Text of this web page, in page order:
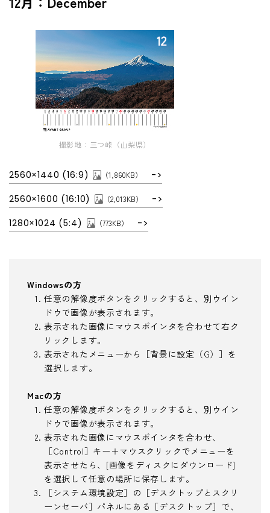
撮影地：三つ峠（山梨県）
2560×1440 (16:9) （1,860KB）
2560×1600 (16:10) （2,013KB）
1280×1024 (5:4) （773KB）
Windowsの方
任意の解像度ボタンをクリックすると、別ウイン
ドウで画像が表示されます。
表示された画像にマウスポインタを合わせて右ク
リックします。
表示されたメニューから［背景に設定（G）］を
選択します。
Macの方
任意の解像度ボタンをクリックすると、別ウイン
ドウで画像が表示されます。
表示された画像にマウスポインタを合わせ、
［Control］キー＋マウスクリックでメニューを
表示させたら、[画像をディスクにダウンロード]
を選択して任意の場所に保存します。
［システム環境設定］の［デスクトップとスクリ
ーンセーバ］パネルにある［デスクトップ］で、